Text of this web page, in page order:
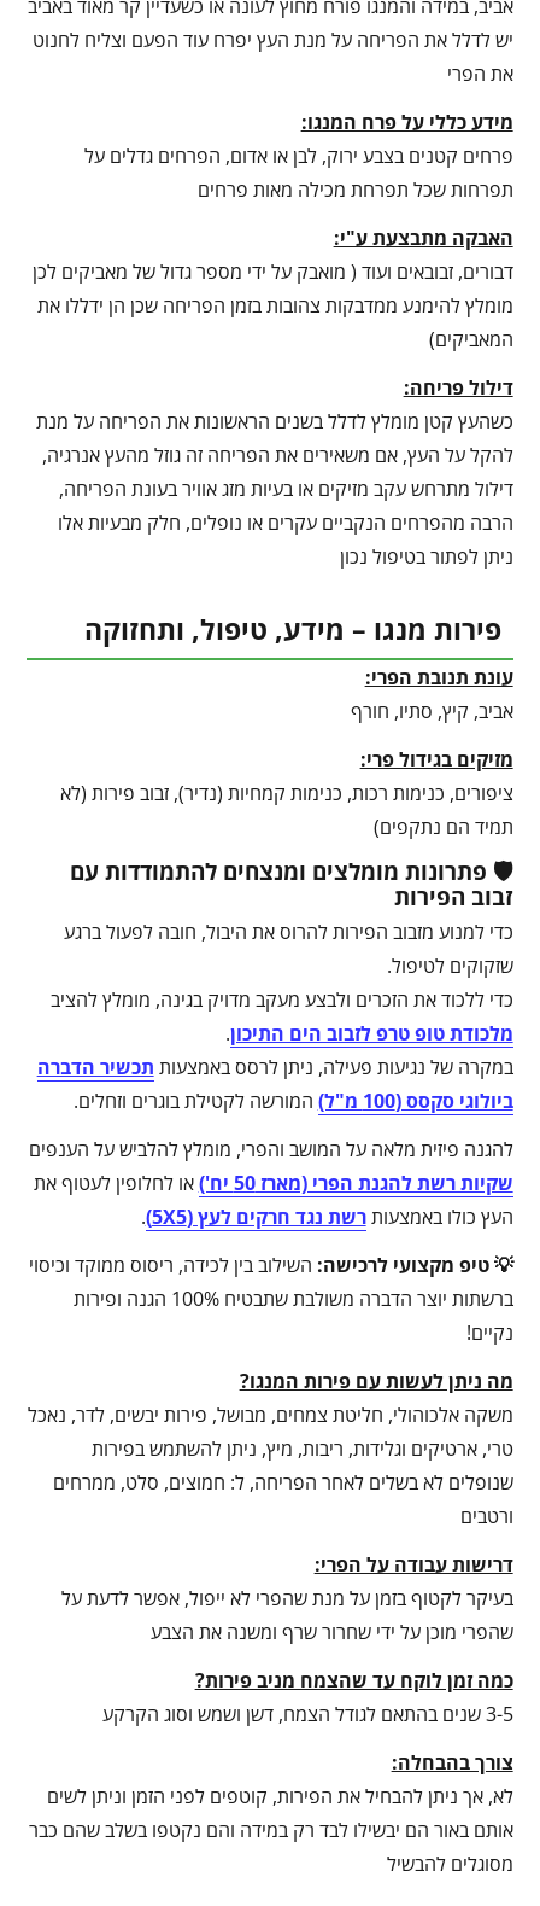
אביב, במידה והמנגו פורח מחוץ לעונה או כשעדיין קר מאוד באביב
יש לדלל את הפריחה על מנת העץ יפרח עוד הפעם וצליח לחנוט
את הפרי
מידע כללי על פרח המנגו:
פרחים קטנים בצבע ירוק, לבן או אדום, הפרחים גדלים על
תפרחות שכל תפרחת מכילה מאות פרחים
האבקה מתבצעת ע"י:
דבורים, זבובאים ועוד ( מואבק על ידי מספר גדול של מאביקים לכן
מומלץ להימנע ממדבקות צהובות בזמן הפריחה שכן הן ידללו את
המאביקים)
דילול פריחה:
כשהעץ קטן מומלץ לדלל בשנים הראשונות את הפריחה על מנת
להקל על העץ, אם משאירים את הפריחה זה גוזל מהעץ אנרגיה,
דילול מתרחש עקב מזיקים או בעיות מזג אוויר בעונת הפריחה,
הרבה מהפרחים הנקביים עקרים או נופלים, חלק מבעיות אלו
ניתן לפתור בטיפול נכון
פירות מנגו – מידע, טיפול, ותחזוקה
עונת תנובת הפרי:
אביב, קיץ, סתיו, חורף
מזיקים בגידול פרי:
ציפורים, כנימות רכות, כנימות קמחיות (נדיר), זבוב פירות (לא
תמיד הם נתקפים)
🛡️ פתרונות מומלצים ומנצחים להתמודדות עם
זבוב הפירות
כדי למנוע מזבוב הפירות להרוס את היבול, חובה לפעול ברגע
שזקוקים לטיפול.
כדי ללכוד את הזכרים ולבצע מעקב מדויק בגינה, מומלץ להציב
מלכודת טופ טרפ לזבוב הים התיכון.
במקרה של נגיעות פעילה, ניתן לרסס באמצעות תכשיר הדברה
ביולוגי סקסס (100 מ"ל)
המורשה לקטילת בוגרים וזחלים.
להגנה פיזית מלאה על המושב והפרי, מומלץ להלביש על הענפים
שקיות רשת להגנת הפרי (מארז 50 יח')
או לחלופין לעטוף את
העץ כולו באמצעותרשת נגד חרקים לעץ (5X5)
.
💡 טיפ מקצועי לרכישה: השילוב בין לכידה, ריסוס ממוקד וכיסוי
ברשתות יוצר הדברה משולבת שתבטיח 100% הגנה ופירות
נקיים!
מה ניתן לעשות עם פירות המנגו?
משקה אלכוהולי, חליטת צמחים, מבושל, פירות יבשים, לדר, נאכל
טרי, ארטיקים וגלידות, ריבות, מיץ, ניתן להשתמש בפירות
שנופלים לא בשלים לאחר הפריחה, ל: חמוצים, סלט, ממרחים
ורטבים
דרישות עבודה על הפרי:
בעיקר לקטוף בזמן על מנת שהפרי לא ייפול, אפשר לדעת על
שהפרי מוכן על ידי שחרור שרף ומשנה את הצבע
כמה זמן לוקח עד שהצמח מניב פירות?
3-5 שנים בהתאם לגודל הצמח, דשן ושמש וסוג הקרקע
צורך בהבחלה:
לא, אך ניתן להבחיל את הפירות, קוטפים לפני הזמן וניתן לשים
אותם באור הם יבשילו לבד רק במידה והם נקטפו בשלב שהם כבר
מסוגלים להבשיל